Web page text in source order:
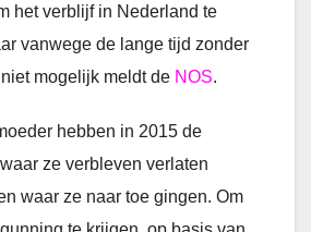
het verblijf in Nederland te
vanwege de lange tijd zonder
mogelijk meldt de NOS.
hebben in 2015 de
ze verbleven verlaten
waar ze naar toe gingen. Om